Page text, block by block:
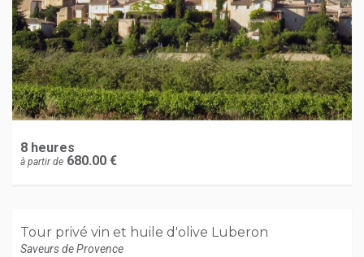
8 heures
à partir de 680.00 €
Tour privé vin et huile d'olive Luberon
Saveurs de Provence